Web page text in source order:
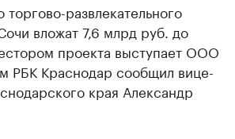
торгово-развлекательного
вложат 7,6 млрд руб. до
проекта выступает ООО
РБК Краснодар сообщил вице-
края Александр